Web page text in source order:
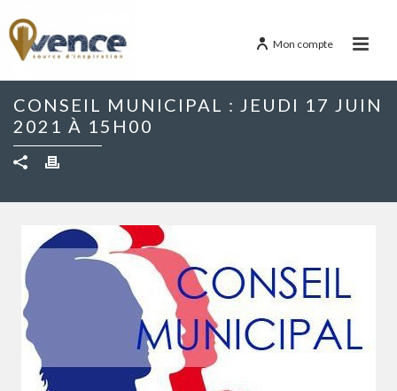
Mon compte
CONSEIL MUNICIPAL : JEUDI 17 JUIN
2021 À 15H00